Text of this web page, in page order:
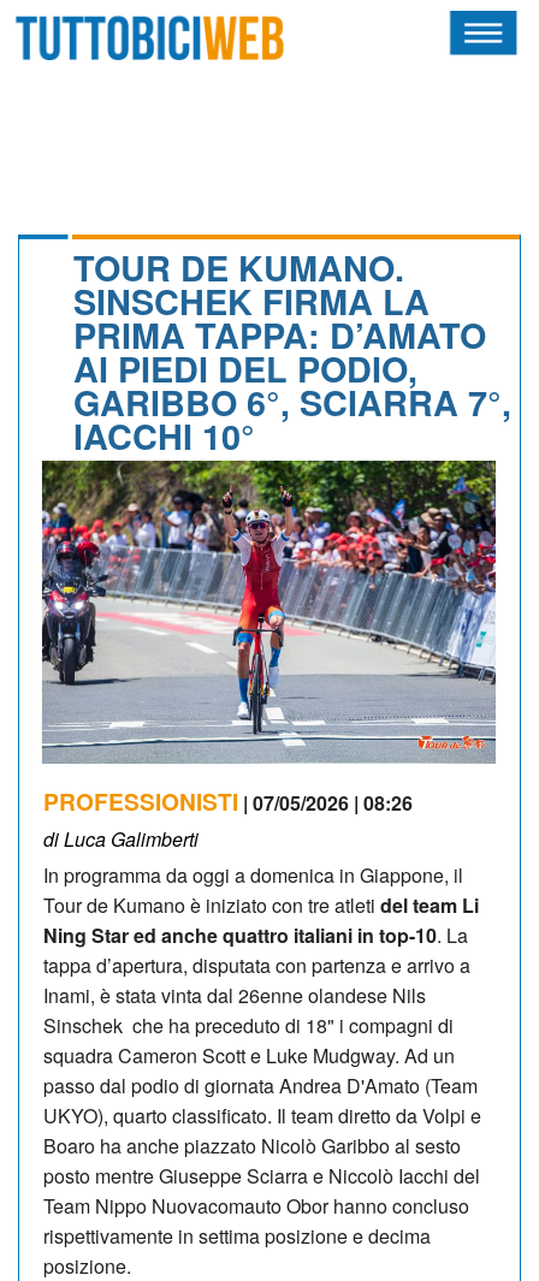
CALENDARIO
ALBI D'ORO
NEWSLETTER
TOUR DE KUMANO.
SINSCHEK FIRMA LA
PRIMA TAPPA: D’AMATO
AI PIEDI DEL PODIO,
GARIBBO 6°, SCIARRA 7°,
IACCHI 10°
PROFESSIONISTI | 07/05/2026 | 08:26
di Luca Galimberti
In programma da oggi a domenica in Giappone, il
Tour de Kumano è iniziato con tre atleti del team Li
Ning Star ed anche quattro italiani in top-10. La
tappa d’apertura, disputata con partenza e arrivo a
Inami, è stata vinta dal 26enne olandese Nils
Sinschek che ha preceduto di 18" i compagni di
squadra Cameron Scott e Luke Mudgway. Ad un
passo dal podio di giornata Andrea D'Amato (Team
UKYO), quarto classificato. Il team diretto da Volpi e
Boaro ha anche piazzato Nicolò Garibbo al sesto
posto mentre Giuseppe Sciarra e Niccolò Iacchi del
Team Nippo Nuovacomauto Obor hanno concluso
rispettivamente in settima posizione e decima
posizione.